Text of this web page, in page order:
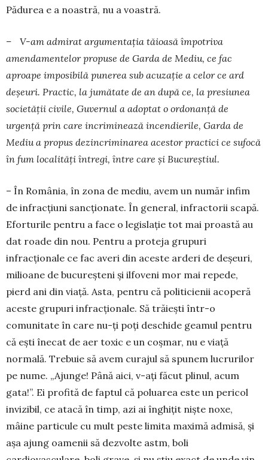
Pă­durea e a noastră, nu a voastră.
– V-am admirat argumentația tăioasă împo­triva
amendamentelor propuse de Garda de Me­diu, ce fac
aproape imposibilă punerea sub acu­zație a celor ce ard
deșeuri. Practic, la jumătate de an după ce, la presiunea
societății civile, Gu­vernul a adoptat o ordonanță de
urgență prin care incriminează incendierile, Garda de
Mediu a pro­pus dezincriminarea acestor practici ce sufocă
în fum localități întregi, între care și Bucureștiul.
– În România, în zona de mediu, avem un nu­măr infim
de infracțiuni sancționate. În general, in­fractorii scapă.
Eforturile pentru a face o legislație tot mai proastă au
dat roade din nou. Pentru a pro­teja grupuri
infracționale ce fac averi din aceste ar­deri de deșeuri,
milioane de bucureșteni și ilfoveni mor mai repede,
pierd ani din viață. Asta, pentru că politicienii acoperă
aceste grupuri infracționale. Să trăiești într-o
comunitate în care nu-ți poți des­chide geamul pentru
că ești înecat de aer toxic e un coșmar, nu e viață
normală. Trebuie să avem cu­rajul să spunem lucrurilor
pe nume. „Ajunge! Până aici, v-ați făcut plinul, acum
gata!”. Ei profită de faptul că poluarea este un pericol
invizibil, ce atacă în timp, azi ai înghițit niște noxe,
mâine particule cu mult peste limita maximă admisă, și
așa ajung oa­menii să dezvolte astm, boli